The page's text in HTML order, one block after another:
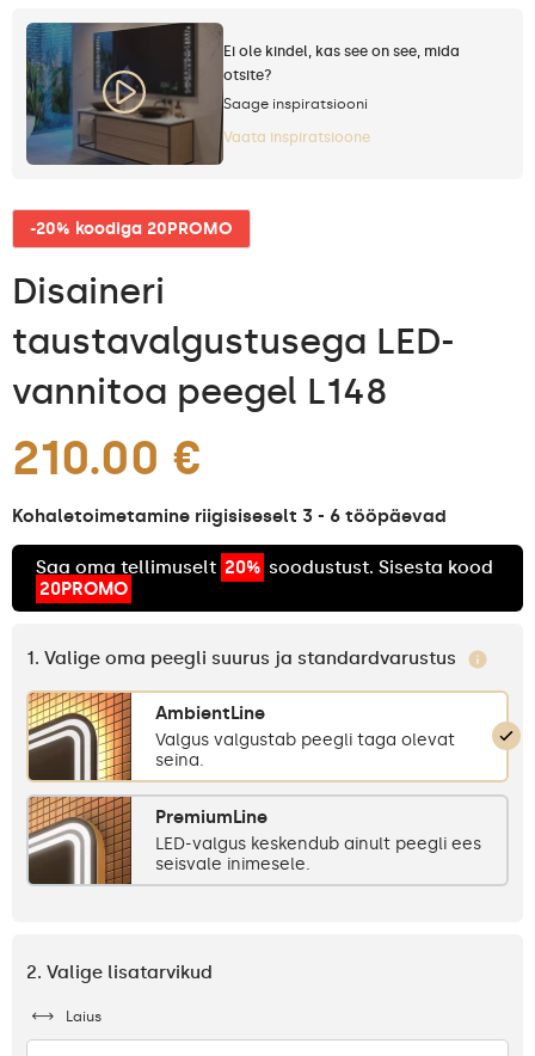
Ei ole kindel, kas see on see, mida
otsite?
Saage inspiratsiooni
Vaata inspiratsioone
-20% koodiga 20PROMO
Disaineri
taustavalgustusega LED-
vannitoa peegel L148
210.00 €
Kohaletoimetamine riigisiseselt 3 - 6 tööpäevad
Saa oma tellimuselt 20% soodustust. Sisesta kood
20PROMO
1. Valige oma peegli suurus ja standardvarustus
AmbientLine
Valgus valgustab peegli taga olevat
seina.
PremiumLine
LED-valgus keskendub ainult peegli ees
seisvale inimesele.
2. Valige lisatarvikud
Laius